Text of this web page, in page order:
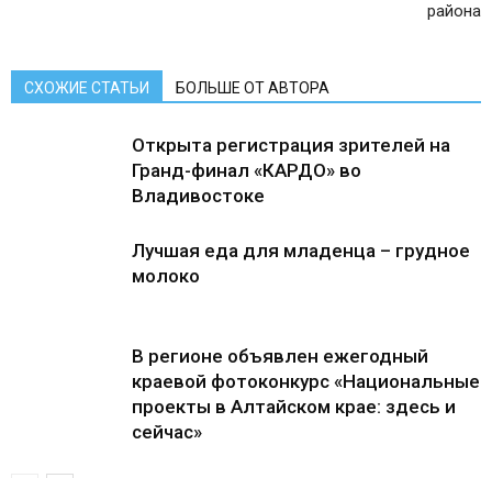
района
СХОЖИЕ СТАТЬИ БОЛЬШЕ ОТ АВТОРА
Открыта регистрация зрителей на
Гранд-финал «КАРДО» во
Владивостоке
Лучшая еда для младенца – грудное
молоко
В регионе объявлен ежегодный
краевой фотоконкурс «Национальные
проекты в Алтайском крае: здесь и
сейчас»